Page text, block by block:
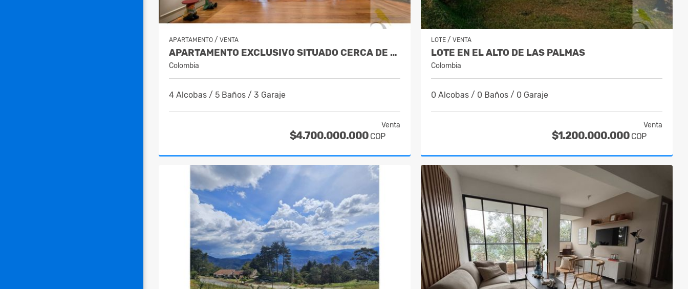
APARTAMENTO / VENTA
APARTAMENTO EXCLUSIVO SITUADO CERCA DE LA CLINICA MEDELLIN
Colombia
4 Alcobas / 5 Baños / 3 Garaje
Venta
$4.700.000.000 COP
LOTE / VENTA
LOTE EN EL ALTO DE LAS PALMAS
Colombia
0 Alcobas / 0 Baños / 0 Garaje
Venta
$1.200.000.000 COP